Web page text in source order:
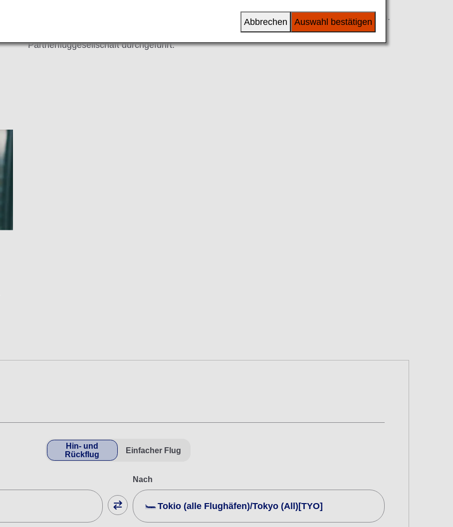
Partnerfluggesellschaft durchgeführt.
größten Netzwerk von Fluggesellschaften.
Hin- und
Rückflug
Einfacher Flug
Nach
Tokio (alle Flughäfen)/Tokyo (All)[TYO]
Auswahl bestätigen
Abbrechen